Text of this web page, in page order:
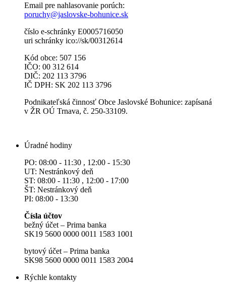
Email pre nahlasovanie porúch:
poruchy@jaslovske-bohunice.sk
číslo e-schránky E0005716050
uri schránky ico://sk/00312614
Kód obce: 507 156
IČO: 00 312 614
DIČ: 202 113 3796
IČ DPH: SK 202 113 3796
Podnikateľská činnosť Obce Jaslovské Bohunice: zapísaná
v ŽR OÚ Trnava, č. 250-33109.
Úradné hodiny
PO: 08:00 - 11:30 , 12:00 - 15:30
UT: Nestránkový deň
ST: 08:00 - 11:30 , 12:00 - 17:00
ŠT: Nestránkový deň
PI: 08:00 - 13:30
Čísla účtov
bežný účet – Prima banka
SK19 5600 0000 0011 1583 1001
bytový účet – Prima banka
SK98 5600 0000 0011 1583 2004
Rýchle kontakty